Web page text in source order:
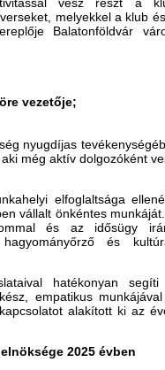
melyekkel a klub
Balatonföldvár
vezetője;
nyugdíjas
még aktív dolgozóként
elfoglaltsága
vállalt önkéntes
és az idősügy
és
hatékonyan
empatikus
alakított ki az
2025 évben